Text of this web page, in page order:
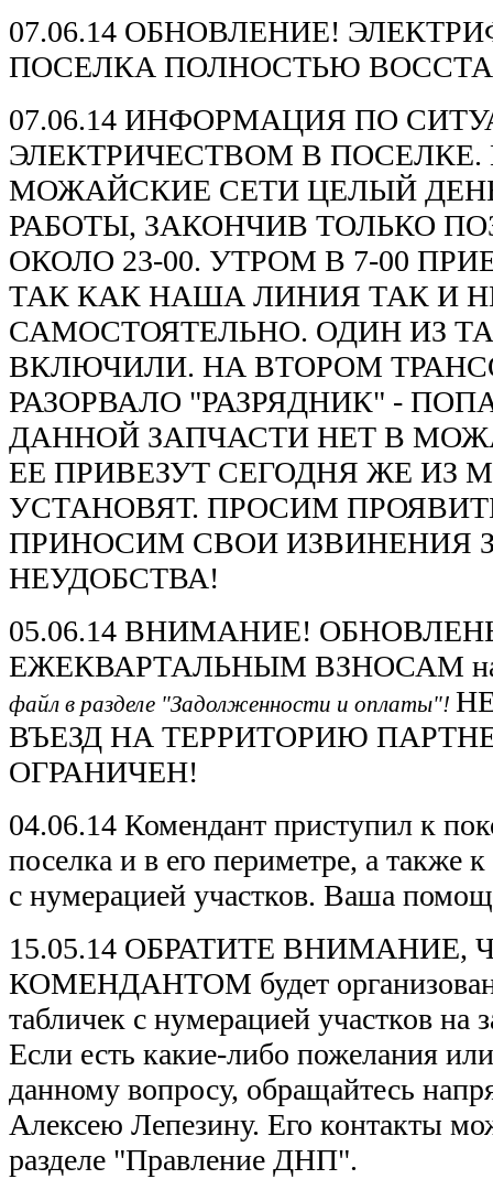
07.06.14 ОБНОВЛЕНИЕ!
ПОСЕЛКА ПОЛНОСТЬЮ
07.06.14 ИНФОРМАЦИЯ ПО
ЭЛЕКТРИЧЕСТВОМ В
МОЖАЙСКИЕ СЕТИ ЦЕЛЫЙ
РАБОТЫ, ЗАКОНЧИВ ТОЛЬКО
ОКОЛО 23-00. УТРОМ В 7-00
ТАК КАК НАША ЛИНИЯ ТАК И
САМОСТОЯТЕЛЬНО. ОДИН ИЗ
ВКЛЮЧИЛИ. НА ВТОРОМ
РАЗОРВАЛО "РАЗРЯДНИК" -
ДАННОЙ ЗАПЧАСТИ НЕТ В
ЕЕ ПРИВЕЗУТ СЕГОДНЯ ЖЕ ИЗ
УСТАНОВЯТ. ПРОСИМ
ПРИНОСИМ СВОИ ИЗВИНЕНИЯ
НЕУДОБСТВА!
05.06.14 ВНИМАНИЕ!
ЕЖЕКВАРТАЛЬНЫМ ВЗНОСАМ на
файл в разделе "Задолженности и оплаты"!
ВЪЕЗД НА ТЕРРИТОРИЮ
ОГРАНИЧЕН!
04.06.14 Комендант приступил к
поселка и в его периметре, а также
с нумерацией участков. Ваша
15.05.14 ОБРАТИТЕ
КОМЕНДАНТОМ будет
табличек с нумерацией участков на
Если есть какие-либо пожелания
данному вопросу, обращайтесь
Алексею Лепезину. Его контакты
разделе "Правление ДНП".